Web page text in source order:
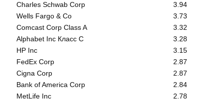
Charles Schwab Corp
3.94
Wells Fargo & Co
3.73
Comcast Corp Class A
3.32
Alphabet Inc Класс C
3.28
HP Inc
3.15
FedEx Corp
2.87
Cigna Corp
2.87
Bank of America Corp
2.84
MetLife Inc
2.78